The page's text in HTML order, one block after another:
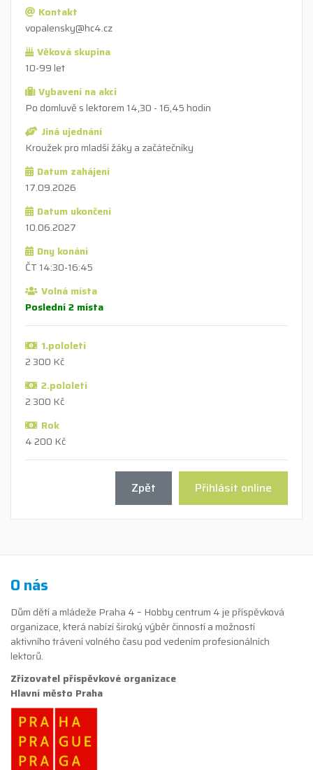
Kontakt
vopalensky@hc4.cz
Věková skupina
10-99 let
Vybavení na akci
Po domluvě s lektorem 14,30 - 16,45 hodin
Jiná ujednání
Kroužek pro mladší žáky a začátečníky
Datum zahájení
17.09.2026
Datum ukončení
10.06.2027
Dny konání
ČT 14:30-16:45
Volná místa
Poslední 2 místa
1.pololetí
2 300 Kč
2.pololetí
2 300 Kč
Rok
4 200 Kč
Přihlásit online
Zpět
O nás
Dům dětí a mládeže Praha 4 – Hobby centrum 4 je příspěvková
organizace, která nabízí široký výběr činností a možností
aktivního trávení volného času pod vedením profesionálních
lektorů.
Zřizovatel příspěvkové organizace
Hlavní město Praha